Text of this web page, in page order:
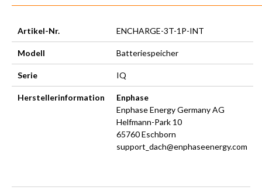
Artikel-Nr. ENCHARGE-3T-1P-INT
Modell Batteriespeicher
Serie IQ
Herstellerinformation
Enphase
Enphase Energy Germany AG
Helfmann-Park 10
65760 Eschborn
support_dach@enphaseenergy.com